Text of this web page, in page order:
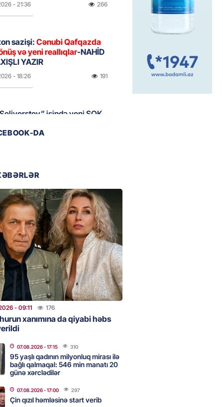
- 21:36 266
sazişi:Cənubi Qafqazda
və yeni reallıqlar-NAHİD
YAZIR
- 18:26 191
işində yeni ŞOK
sürətli qaçış
evlənməsə yaxşıdır” —
- 15:37 204
İlham Əliyev müharibəni
həm də sülhü qazandı!” –
- 14:50 171
oğlu türkcə danışdı
- 14:39
Prezident İlham Əliyevə
DA
- 09:11 176
xanımına da qiyabi həbs
07.08.2026- 17:15 310
95 yaşlı qadının milyonluq mirası ilə
bağlı qalmaqal: 546 min manatı 20
günə xərclədilər
07.08.2026- 17:00 297
Çin qızıl həmləsinə start verib